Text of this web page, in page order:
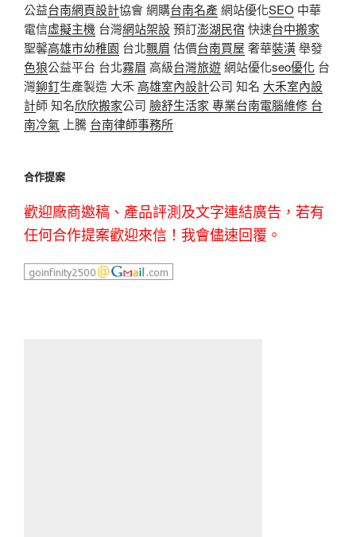
公益台南網頁設計協會 網購台南名產網站優化SEO 中華
電信虛擬主機 台灣網站架設預訂澎湖民宿 快速台中搬家
聖馨高雄市幼稚園 台北飄眉 估價台南買屋 奢華裝潢舉發
色狼公益平台 台北霧眉 高級台灣旅遊網站優化seo優化 台
灣鉚釘生產製造 大禾高雄室內設計公司 知名 大禾室內設
計師 知名欣欣搬家公司 臉舒生活家 專業台南電腦維修 台
南冷氣 上騰 台南律師事務所
合作提案
歡迎廠商邀稿、產品評測及文字連結廣告，若有
任何合作提案歡迎來信！我會儘速回覆。